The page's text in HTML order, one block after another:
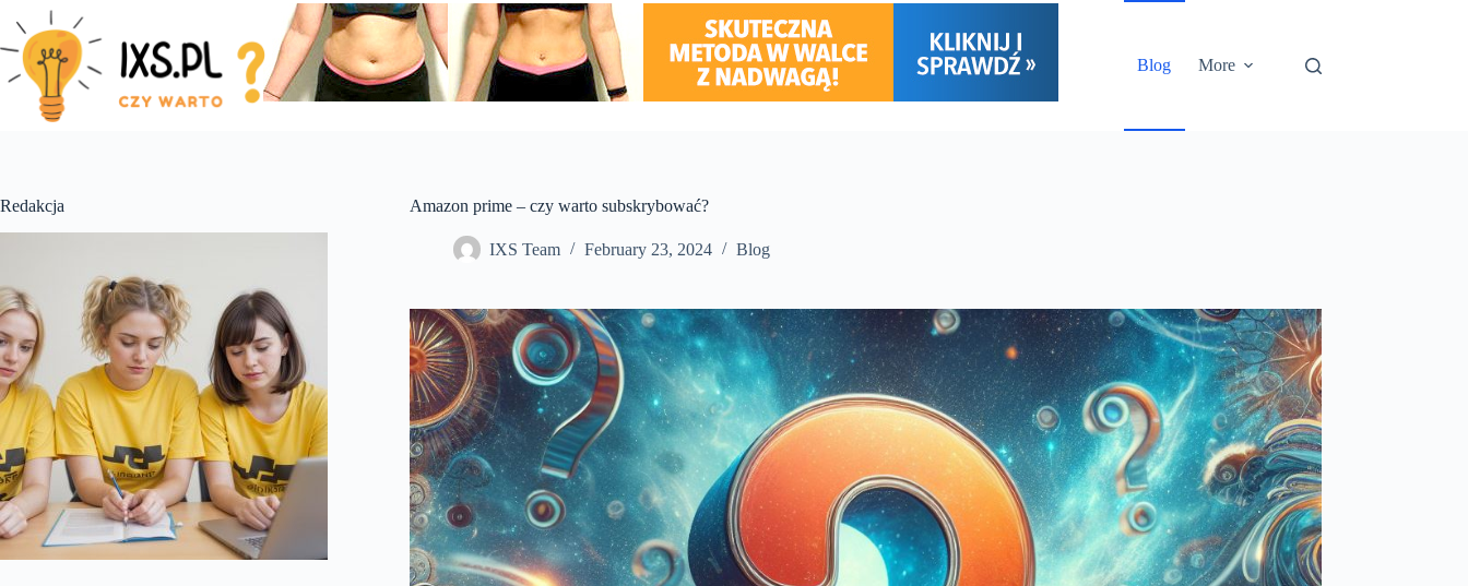
content
Blog
More
Amazon prime – czy warto subskrybować?
IXS Team February 23, 2024 Blog
Redakcja